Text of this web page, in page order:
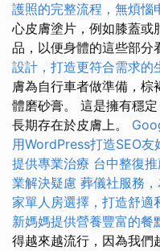
護照的完整流程，無煩惱
心皮膚塗片，例如膝蓋或
品，以便身體的這些部分
設計，打造更符合需求的
膚為自行車者做準備，
體磨砂膏。 這是擁有穩
長期存在於皮膚上。
用WordPress打造SEO友
提供專業治療 台中整復
業解決疑慮 葬儀社服務
家單人房選擇，打造舒適
新媽媽提供營養豐富的餐
得越來越流行，因為我們